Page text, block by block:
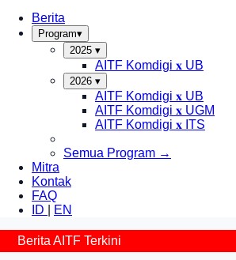
Berita
Program▾
2025 ▾
AITF Komdigi 𝐱 UB
2026 ▾
AITF Komdigi 𝐱 UB
AITF Komdigi 𝐱 UGM
AITF Komdigi 𝐱 ITS
Semua Program →
Mitra
Kontak
FAQ
ID
EN
Berita AITF Terkini